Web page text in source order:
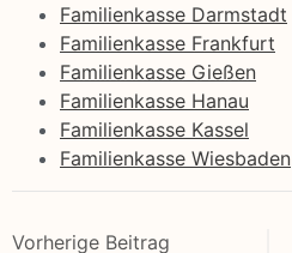
Familienkasse Darmstadt
Familienkasse Frankfurt
Familienkasse Gießen
Familienkasse Hanau
Familienkasse Kassel
Familienkasse Wiesbaden
Vorherige Beitrag